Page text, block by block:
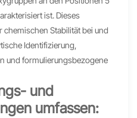
ist. Dieses
chemischen Stabilität bei und
Identifizierung,
und formulierungsbezogene
und
umfassen: